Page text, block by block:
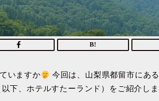
いますか
今回は、山梨県都留市にあ
下、ホテルすたーランド）をご紹介し